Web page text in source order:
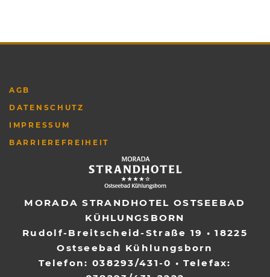
AGB
DATENSCHUTZ
IMPRESSUM
BARRIEREFREIHEIT
MORADA STRANDHOTEL OSTSEEBAD
KÜHLUNGSBORN
Rudolf-Breitscheid-Straße 19 •18225
Ostseebad Kühlungsborn
Telefon: 038293/431-0 • Telefax: